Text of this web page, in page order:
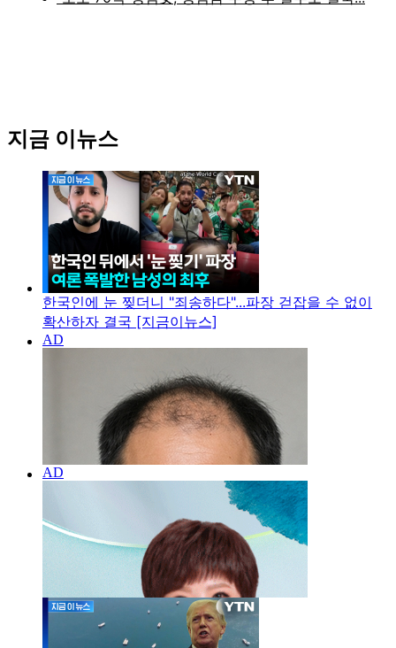
지금 이뉴스
한국인에 눈 찢더니 "죄송하다"...파장 걷잡을 수 없이
확산하자 결국 [지금이뉴스]